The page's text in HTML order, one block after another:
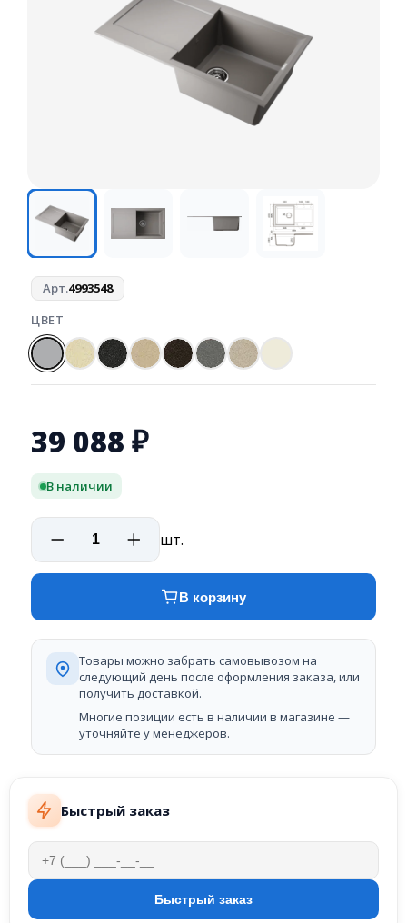
Быстрый заказ
Арт.4993548
ЦВЕТ
39 088 ₽
В наличии
шт.
В корзину
Товары можно забрать самовывозом на
следующий день после оформления заказа, или
получить доставкой.
Многие позиции есть в наличии в магазине —
уточняйте у менеджеров.